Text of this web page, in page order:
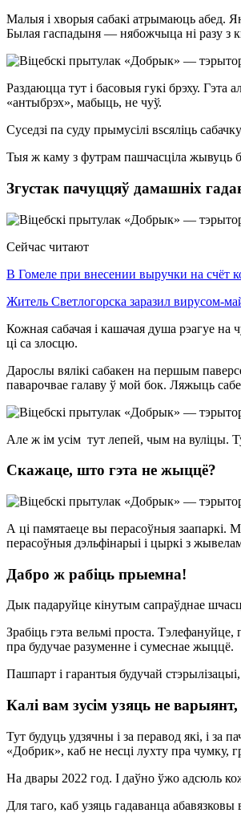
Малыя і хворыя сабакі атрымаюць абед.
Былая гаспадыня — нябожчыца ні разу з
Раздаюцца тут і басовыя гукі брэху.
«антыбрэх», мабыць, не чуў.
Суседзі па суду прымусілі вsсяліць
Тыя ж каму з футрам пашчасціла жывуць
Згустак пачуццяў дамашніх
Сейчас читают
В Гомеле при внесении выручки на
Житель Светлогорска заразил вирусом-
Кожная сабачая і кашачая душа рэагуе
ці са злосцю.
Дарослы вялікі сабакен на першым
паварочвае галаву ў мой бок. Ляжыць
Але ж ім усім тут лепей, чым на вуліцы.
Скажаце, што гэта не жыццё?
А ці памятаеце вы перасоўныя заапаркі.
перасоўныя дэльфінарыі і цыркі з
Дабро ж рабіць прыемна!
Дык падаруйце кінутым сапраўднае
Зрабіць гэта вельмі проста.
пра будучае разуменне і сумеснае жыццё.
Пашпарт і гарантыя будучай
Калі вам зусім узяць не
Тут будуць удзячны і за перавод які, і
«Добрик», каб не несці лухту пра чумку,
На двары 2022 год. І даўно ўжо адсюль
Для таго, каб узяць гадаванца